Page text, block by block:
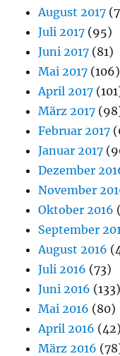
August 2017
Juli 2017 (95)
Juni 2017 (81)
Mai 2017 (106)
April 2017
März 2017
Februar 2017
Januar 2017
Dezember
November
Oktober 2016
September
August 2016
Juli 2016 (73)
Juni 2016 (133)
Mai 2016 (80)
April 2016 (42)
März 2016